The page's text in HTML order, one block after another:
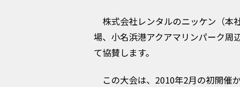
株式会社レンタルのニッケン（本
場、小名浜港アクアマリンパーク周
て協賛します。
この大会は、2010年2月の初開催